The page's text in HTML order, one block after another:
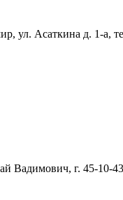
ул. Асаткина д. 1-а,
Вадимович, г. 45-10-